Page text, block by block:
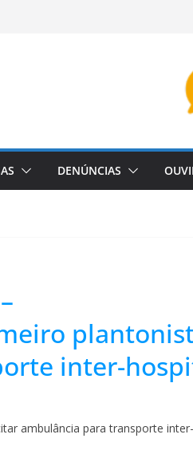
DENÚNCIAS
inter-
ambulância para transporte